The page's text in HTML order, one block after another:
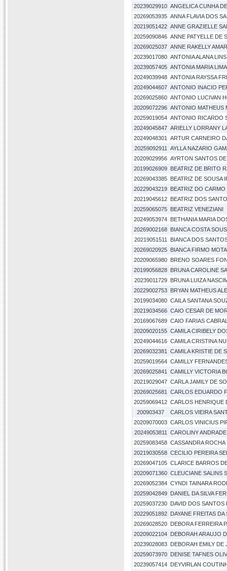
20239029910 ANGELICA CUNHA
20269053935 ANNA FLAVIA DOS
20219051422 ANNE GRAZIELLE
20259090846 ANNE PATYELLE DE
20269025037 ANNE RAKELLY
20239017080 ANTONIA ALANA
20239057405 ANTONIA MARIA
20249039948 ANTONIA RAYSSA
20249044607 ANTONIO INACIO
20269025860 ANTONIO LUCIVAN
20209072296 ANTONIO MATHEUS
20259019054 ANTONIO RICARDO
20249045847 ARIELLY LORRANY
20249048301
ARTUR CARNEIRO
20259092911
AYLLA NAZARIO
20209029956 AYRTON SANTOS
20199026909 BEATRIZ DE BRITO
20269043385 BEATRIZ DE SOUSA
20229043219 BEATRIZ DO
20219045612 BEATRIZ DOS
20259065075 BEATRIZ VENEZIANI
20249053974 BETHANIA MARIA
20269002168 BIANCA COSTA
20219051511
BIANCA DOS
20269020925 BIANCA FIRMO MOTA
20209065980 BRENO SOARES
20199056828 BRUNA CAROLINE
20239011729
BRUNA LUIZA
20229002753 BRYAN MATHEUS
20199034080 CAILA SANTANA
20219034566 CAIO CESAR DE
20169067689 CAIO FARIAS
20209020155 CAMILA CIRIBELY
20249044616 CAMILA CRISTINA
20269032381
CAMILA KRISTIE DE
20259019564 CAMILLY
20269025841
CAMILLY VICTORIA
20219029047 CARLA JAMILY DE
20269025681
CARLOS EDUARDO
20259069412 CARLOS HENRIQUE
200903437
CARLOS VIEIRA
20209070003 CARLOS VINICIUS
20249053811
CAROLINY
20259083458 CASSANDRA ROCHA
20219030558 CECILIO PEREIRA
20269047105 CLARICE BARROS
20209071360 CLEUCIANE SALINS
20269052384 CYNDI TAINARA
20259042849 DANIEL DA SILVA
20259037230 DAVID DOS SANTOS
20229051892 DAYANE FREITAS DA
20269028520 DEBORA FERREIRA
20209022104 DEBORAH ARAUJO
20239028083 DEBORAH EMILY DE
20259073970 DENISE TAFNES
20239057414 DEYVIRLAN